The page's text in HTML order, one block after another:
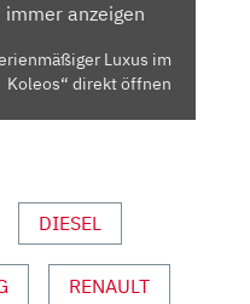
immer anzeigen
Luxus im
Koleos“ direkt öffnen
DIESEL
RENAULT